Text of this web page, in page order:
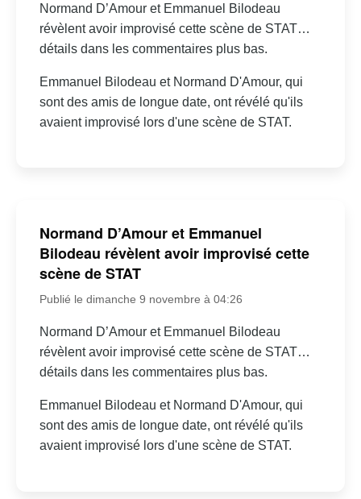
Normand D’Amour et Emmanuel Bilodeau
révèlent avoir improvisé cette scène de STAT…
détails dans les commentaires plus bas.
Emmanuel Bilodeau et Normand D'Amour, qui
sont des amis de longue date, ont révélé qu'ils
avaient improvisé lors d'une scène de STAT.
Normand D’Amour et Emmanuel
Bilodeau révèlent avoir improvisé cette
scène de STAT
Publié le dimanche 9 novembre à 04:26
Normand D’Amour et Emmanuel Bilodeau
révèlent avoir improvisé cette scène de STAT…
détails dans les commentaires plus bas.
Emmanuel Bilodeau et Normand D'Amour, qui
sont des amis de longue date, ont révélé qu'ils
avaient improvisé lors d'une scène de STAT.